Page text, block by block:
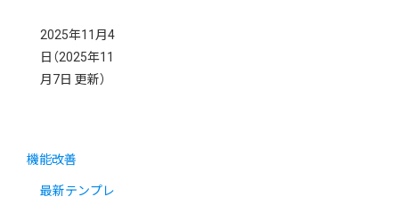
2025年11月4
日 （2025年11
月7日 更新）
機能改善
最新テンプレ